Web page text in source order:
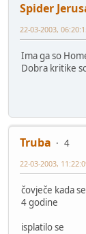
Spider
22-03-2003,
Ima ga so
Dobra kritike
Truba
4
22-03-2003,
čovječe kada
4 godine
isplatilo se